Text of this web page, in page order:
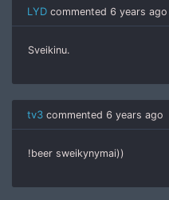
LYD commented 6 years ago
Sveikinu.
tv3 commented 6 years ago
!beer sweikynymai))